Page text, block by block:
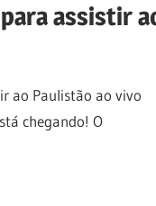
assistir
ao Paulistão ao vivo
chegando! O